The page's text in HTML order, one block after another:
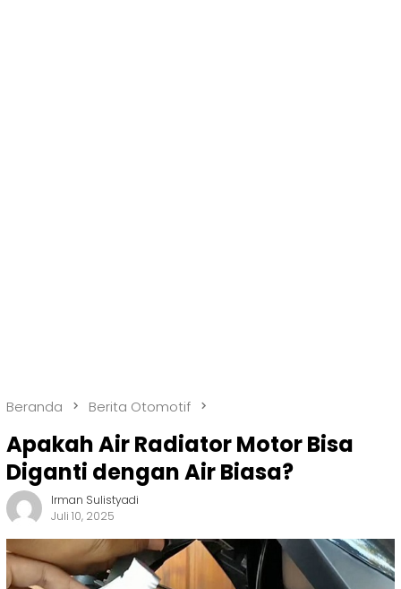
Beranda Berita Otomotif
Apakah Air Radiator Motor Bisa
Diganti dengan Air Biasa?
Irman Sulistyadi
Juli 10, 2025